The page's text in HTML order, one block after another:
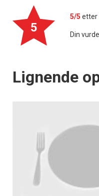
5
5/5 etter
Din
Lignende